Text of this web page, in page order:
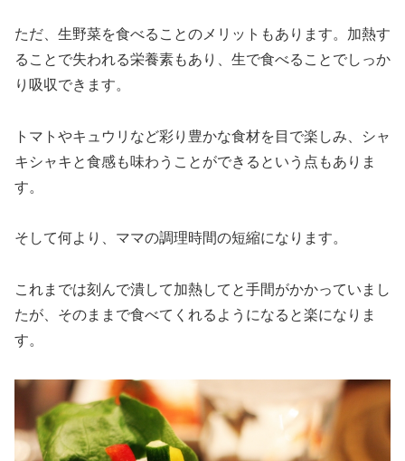
ただ、生野菜を食べることのメリットもあります。加熱す
ることで失われる栄養素もあり、生で食べることでしっか
り吸収できます。
トマトやキュウリなど彩り豊かな食材を目で楽しみ、シャ
キシャキと食感も味わうことができるという点もありま
す。
そして何より、ママの調理時間の短縮になります。
これまでは刻んで潰して加熱してと手間がかかっていまし
たが、そのままで食べてくれるようになると楽になりま
す。